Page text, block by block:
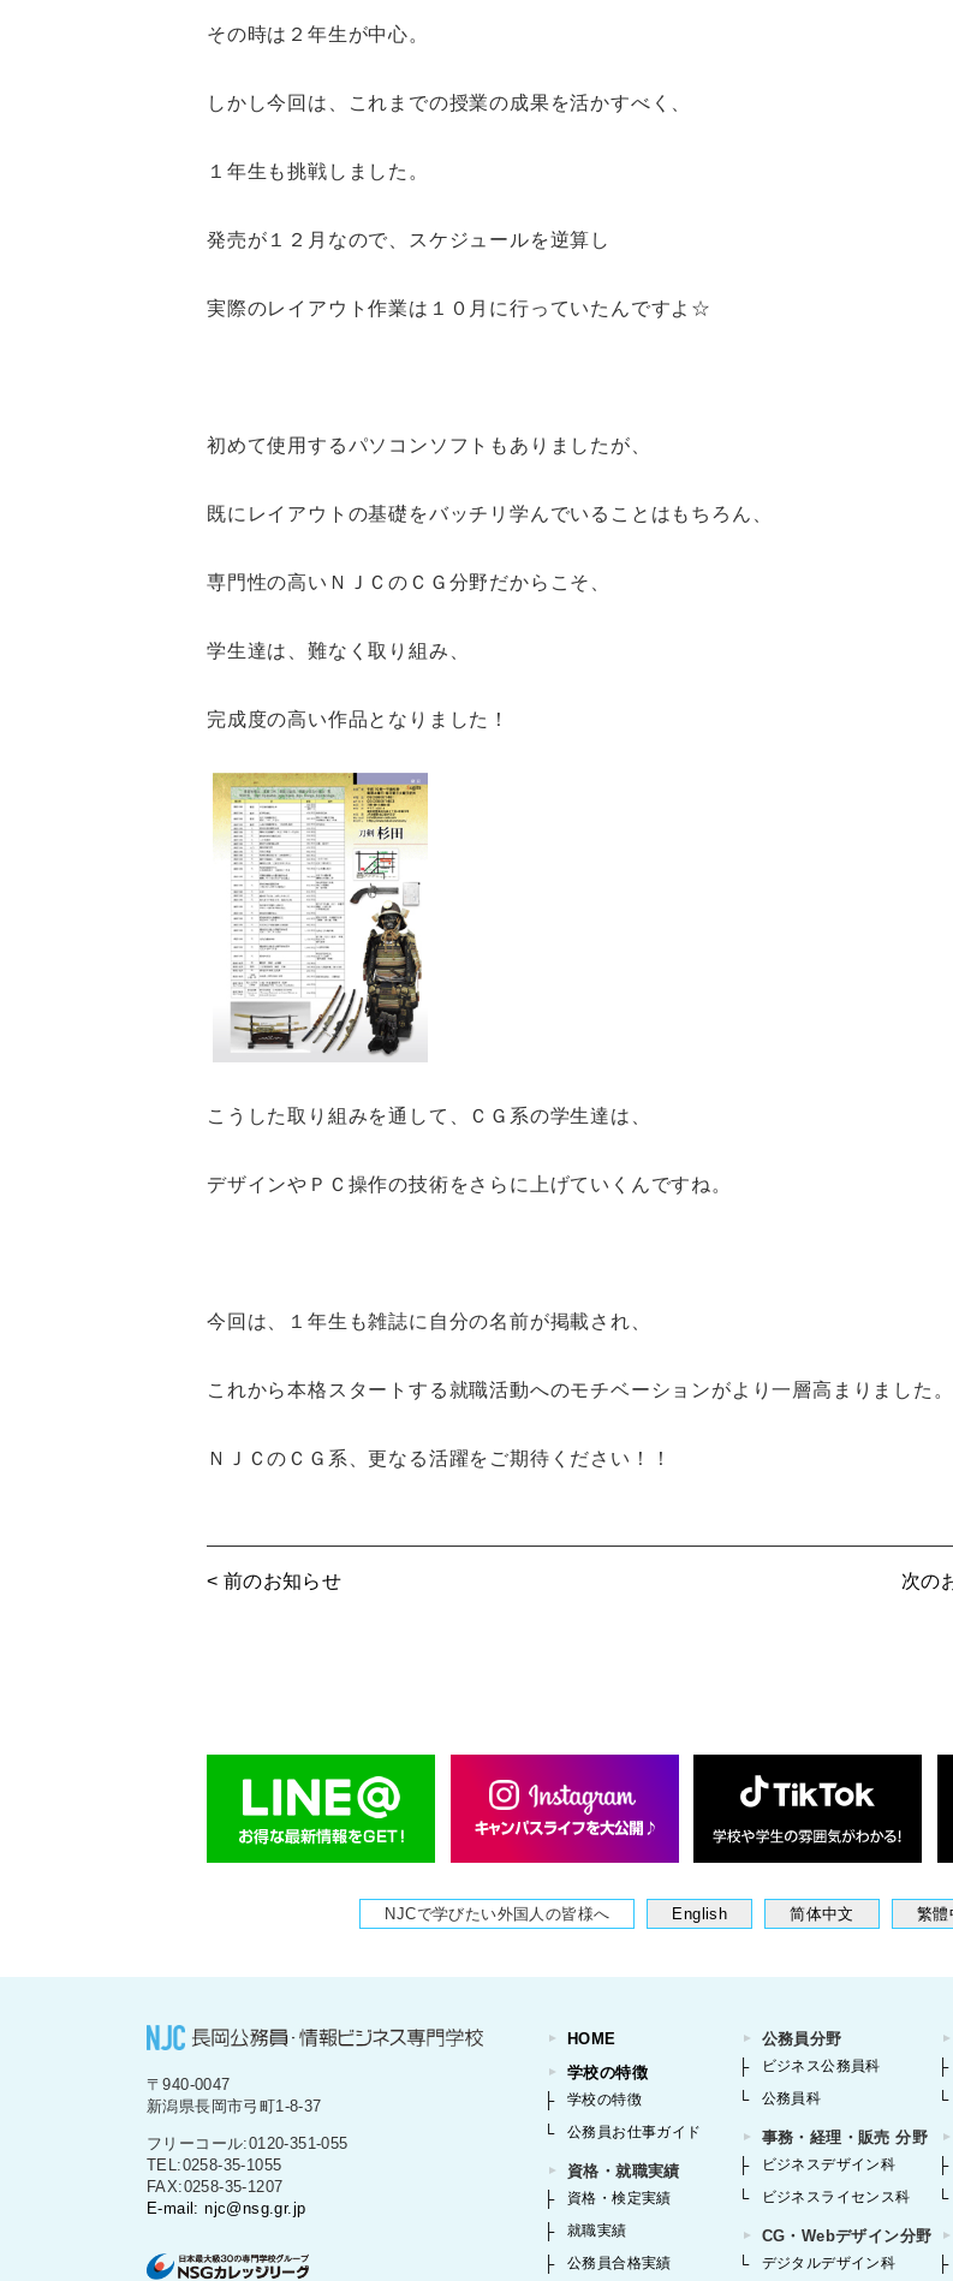
その時は２年生が中心。
しかし今回は、これまでの授業の成果を活かすべく、
１年生も挑戦しました。
発売が１２月なので、スケジュールを逆算し
実際のレイアウト作業は１０月に行っていたんですよ☆
初めて使用するパソコンソフトもありましたが、
既にレイアウトの基礎をバッチリ学んでいることはもちろん、
専門性の高いＮＪＣのＣＧ分野だからこそ、
学生達は、難なく取り組み、
完成度の高い作品となりました！
こうした取り組みを通して、ＣＧ系の学生達は、
デザインやＰＣ操作の技術をさらに上げていくんですね。
今回は、１年生も雑誌に自分の名前が掲載され、
これから本格スタートする就職活動へのモチベーションがより一層高まりました。
ＮＪＣのＣＧ系、更なる活躍をご期待ください！！
< 前のお知らせ 次の
NJCで学びたい外国人の皆様へ English 简体中文 繁體
〒940-0047
新潟県長岡市弓町1-8-37
フリーコール:0120-351-055
TEL:0258-35-1055
FAX:0258-35-1207
E-mail: njc@nsg.gr.jp
HOME
学校の特徴
学校の特徴
公務員お仕事ガイド
資格・就職実績
資格・検定実績
就職実績
公務員合格実績
公務員分野
ビジネス公務員科
公務員科
事務・経理・販売 分野
ビジネスデザイン科
ビジネスライセンス科
CG・Webデザイン分野
デジタルデザイン科